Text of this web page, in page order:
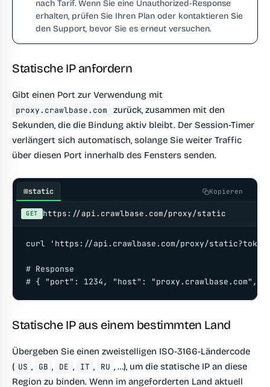
nach Tarif. Wenn Sie eine Unauthorized-Response
erhalten, prüfen Sie Ihren Plan oder kontaktieren Sie
den Support, bevor Sie es erneut versuchen.
Statische IP anfordern
Gibt einen Port zur Verwendung mit
proxy.crawlbase.com
zurück, zusammen mit den
Sekunden, die die Bindung aktiv bleibt. Der Session-Timer
verlängert sich automatisch, solange Sie weiter Traffic
über diesen Port innerhalb des Fensters senden.
static Kopieren
GET https://api.crawlbase.com/proxy/static
curl 'https://api.crawlbase.com/proxy/
# Response
# { "port": 1234, "host": "proxy.crawlbase.com",
Statische IP aus einem bestimmten Land
Übergeben Sie einen zweistelligen ISO-3166-Ländercode
( US , GB , DE , IT , RU , …), um die statische IP an diese
Region zu binden. Wenn im angeforderten Land aktuell